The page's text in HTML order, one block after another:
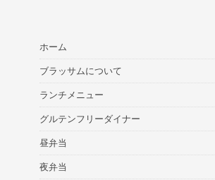
ホーム
ブラッサムについて
ランチメニュー
グルテンフリーダイナー
昼弁当
夜弁当